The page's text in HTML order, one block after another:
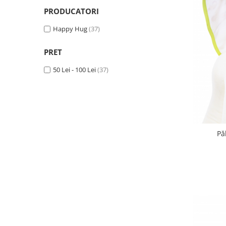
PRODUCATORI
Happy Hug(37)
PRET
50 Lei - 100 Lei(37)